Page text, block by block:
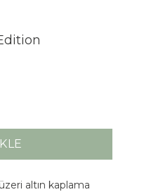
altın kaplama